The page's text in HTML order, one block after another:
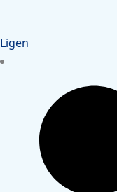
Ligen